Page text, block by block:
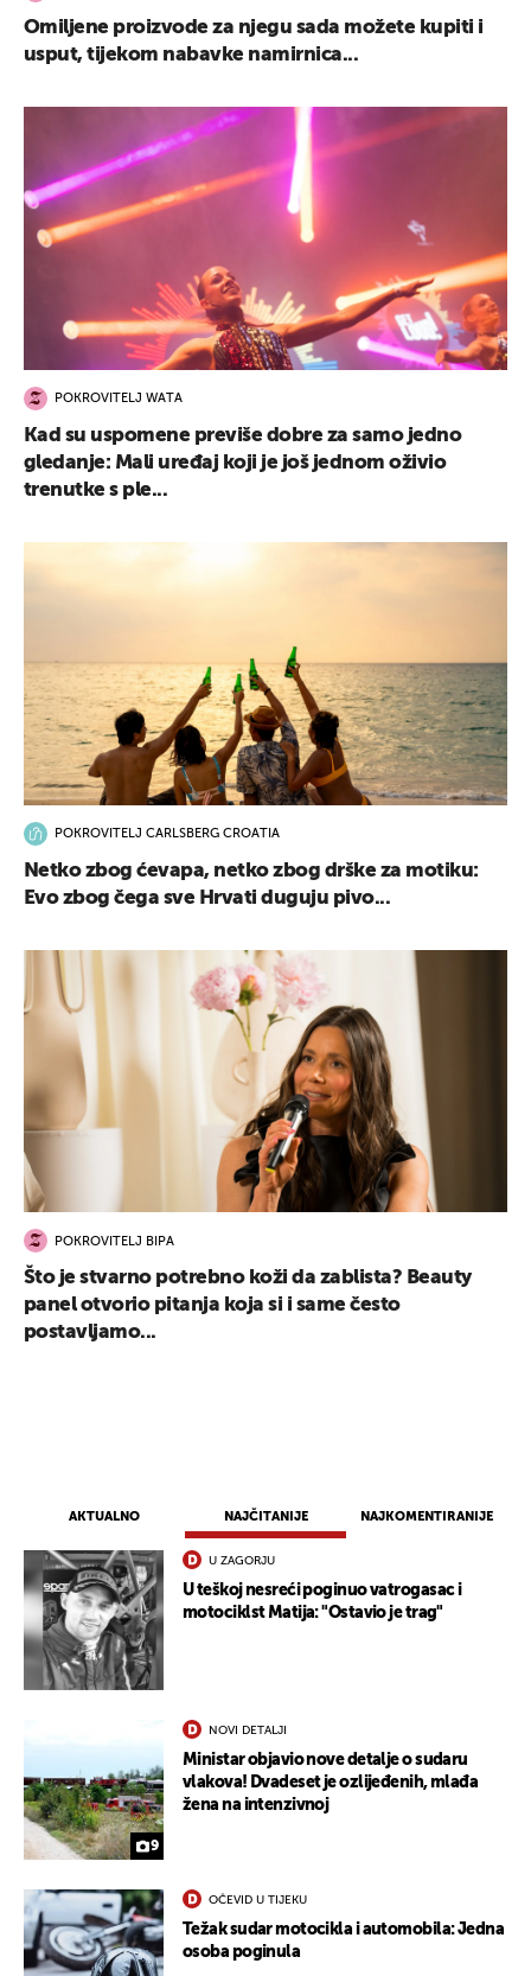
AKTUALNO NAJČITANIJE NAJKOMENTIRANIJE
U ZAGORJU
U teškoj nesreći poginuo vatrogasac i
motociklst Matija: "Ostavio je trag"
9
NOVI DETALJI
Ministar objavio nove detalje o sudaru
vlakova! Dvadeset je ozlijeđenih, mlađa
žena na intenzivnoj
OČEVID U TIJEKU
Težak sudar motocikla i automobila: Jedna
osoba poginula
Omiljene proizvode za njegu sada možete kupiti i
usput, tijekom nabavke namirnica...
POKROVITELJ WATA
Kad su uspomene previše dobre za samo jedno
gledanje: Mali uređaj koji je još jednom oživio
trenutke s ple...
POKROVITELJ CARLSBERG CROATIA
Netko zbog ćevapa, netko zbog drške za motiku:
Evo zbog čega sve Hrvati duguju pivo...
POKROVITELJ BIPA
Što je stvarno potrebno koži da zablista? Beauty
panel otvorio pitanja koja si i same često
postavljamo...